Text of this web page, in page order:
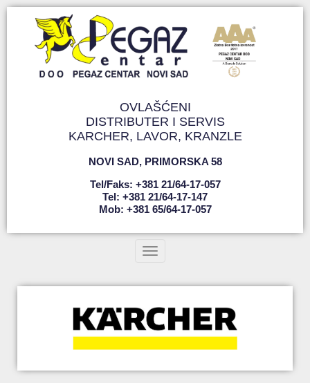
OVLAŠĆENI
DISTRIBUTER I SERVIS
KARCHER, LAVOR, KRANZLE
NOVI SAD, PRIMORSKA 58
Tel/faks: +381 21/64-17-057
Tel: +381 21/64-17-147
Mob: +381 65/64-17-057
Toggle navigation